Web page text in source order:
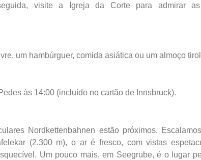
visite a Igreja da Corte para admirar as
um hambúrguer, comida asiática ou um almoço
às 14:00 (incluído no cartão de Innsbruck).
Nordkettenbahnen estão próximos.
(2.300 m), o ar é fresco, com vistas
Um pouco mais, em Seegrube, é o lugar